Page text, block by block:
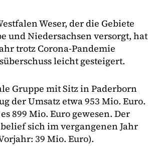
Weser, der die Gebiete
und Niedersachsen versorgt, hat
trotz Corona-Pandemie
leicht gesteigert.
Gruppe mit Sitz in Paderborn
der Umsatz etwa 953 Mio. Euro.
899 Mio. Euro gewesen. Der
sich im vergangenen Jahr
39 Mio. Euro).